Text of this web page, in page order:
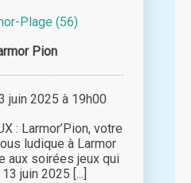
Plage (56)
Pion
juin 2025 à 19h00
: Larmor’Pion, votre
ludique à Larmor
aux soirées jeux qui
juin 2025 [...]